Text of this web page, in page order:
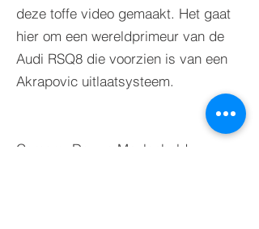
deze toffe video gemaakt. Het gaat
hier om een wereldprimeur van de
Audi RSQ8 die voorzien is van een
Akrapovic uitlaatsysteem.
Camera: Douwe Meulenbeld